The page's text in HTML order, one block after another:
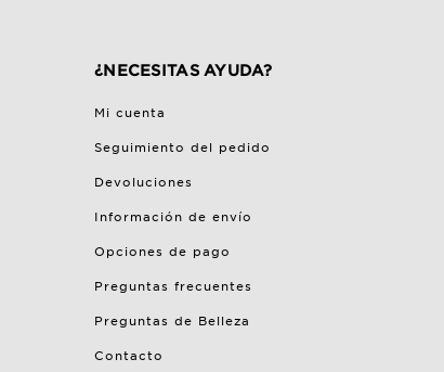
¿NECESITAS AYUDA?
Mi cuenta
Seguimiento del pedido
Devoluciones
Información de envío
Opciones de pago
Preguntas frecuentes
Preguntas de Belleza
Contacto